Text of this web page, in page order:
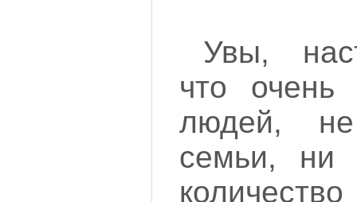
Увы,
что очень
людей,
семьи,